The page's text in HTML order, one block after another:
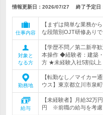
情報更新日：2026/07/27 終了予定日
仕事内容
【まずは簡単な業務か
な段階別OJT研修あり
対象と
なる方
【学歴不問／第二新卒
本操作 ◆経験者：建築
方 ★未経験入社5割以上
勤務地
【転勤なし／マイカー
ウス】東京都立川市泉
給与
【未経験者】月給32万
円 ※前職の給与を考慮